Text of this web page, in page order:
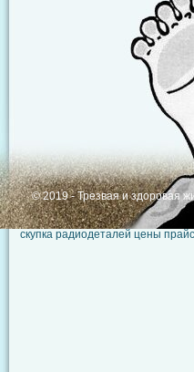
© 2019 - Трезвая и здоровая
скупка радиодеталей цены